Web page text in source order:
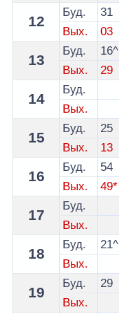
12
Буд.
31
Вых.
03
13
Буд. 16^
Вых.
29
14
Буд.
Вых.
15
Буд.
25
Вых.
13
16
Буд.
54
Вых.
49*
17
Буд.
Вых.
18
Буд.
21^
Вых.
19
Буд.
29
Вых.